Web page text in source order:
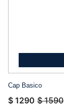
Cap Basico
$ 1290 $ 1590